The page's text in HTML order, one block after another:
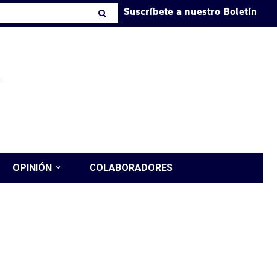
Suscríbete a nuestro Boletín
OPINIÓN COLABORADORES